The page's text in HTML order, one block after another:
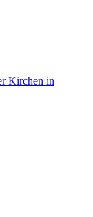
Kirchen in